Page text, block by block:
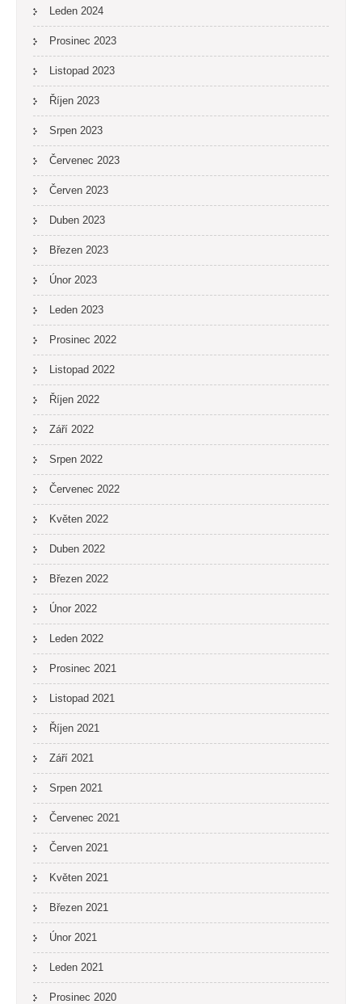
Leden 2024
Prosinec 2023
Listopad 2023
Říjen 2023
Srpen 2023
Červenec 2023
Červen 2023
Duben 2023
Březen 2023
Únor 2023
Leden 2023
Prosinec 2022
Listopad 2022
Říjen 2022
Září 2022
Srpen 2022
Červenec 2022
Květen 2022
Duben 2022
Březen 2022
Únor 2022
Leden 2022
Prosinec 2021
Listopad 2021
Říjen 2021
Září 2021
Srpen 2021
Červenec 2021
Červen 2021
Květen 2021
Březen 2021
Únor 2021
Leden 2021
Prosinec 2020